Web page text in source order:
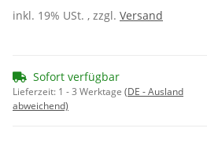
inkl. 19% USt. , zzgl. Versand
Sofort verfügbar
Lieferzeit: 1 - 3 Werktage (DE - Ausland
abweichend)